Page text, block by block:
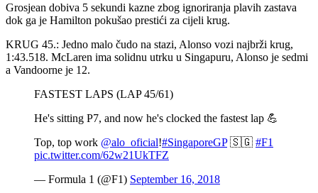
Grosjean dobiva 5 sekundi kazne zbog ignoriranja plavih zastava
dok ga je Hamilton pokušao prestići za cijeli krug.
KRUG 45.: Jedno malo čudo na stazi, Alonso vozi najbrži krug,
1:43.518. McLaren ima solidnu utrku u Singapuru, Alonso je sedmi
a Vandoorne je 12.
FASTEST LAPS (LAP 45/61)
He's sitting P7, and now he's clocked the fastest lap 💪
Top, top work @alo_oficial!#SingaporeGP🇸🇬 #F1
pic.twitter.com/62w21UkTFZ
— Formula 1 (@F1) September 16, 2018